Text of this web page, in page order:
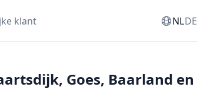
klant NLDE
Goes, Baarland en